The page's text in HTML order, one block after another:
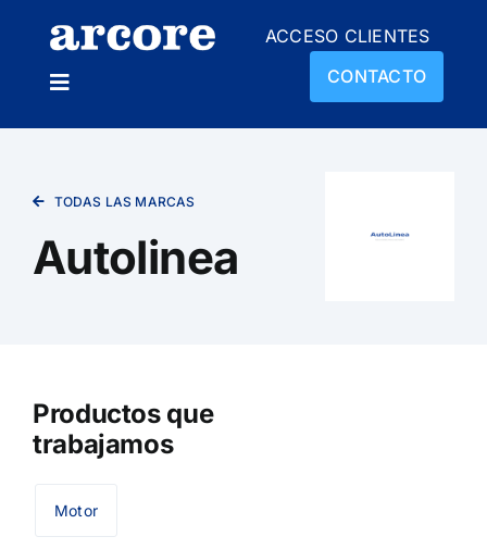
content
Toggle
PRODUCTOS
ACCESO CLIENTES
CONTACTO
TODAS LAS MARCAS
Autolinea
Productos que
trabajamos
Motor